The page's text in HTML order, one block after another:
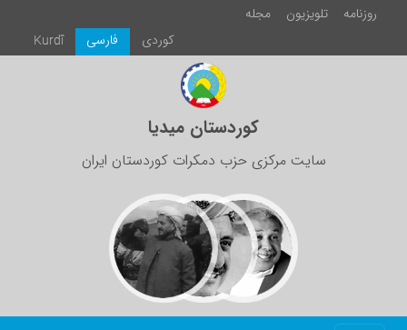
روزنامە تلویزیون
مجلە
Kurdî
فارسی كوردی
کوردستان میدیا
سایت مرکزی حزب دمکرات کوردستان ایران